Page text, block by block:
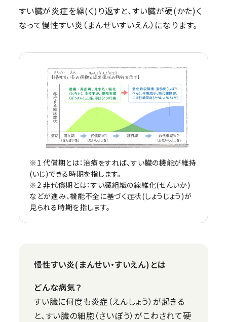
すい臓が炎症を繰(く)り返すと、すい臓が硬(かた)く
なって慢性すい炎（まんせいすいえん）になります。
※1 代償期とは：治療をすれば、すい臓の機能が維持
(いじ)できる時期を指します。
※2 非代償期とは：すい臓組織の線維化(せんいか)
などが進み、機能不全に基づく症状(しょうじょう)が
見られる時期を指します。
慢性すい炎(まんせい・すいえん)とは
どんな病気？
すい臓に何度も炎症（えんしょう）が起きる
と、すい臓の細胞（さいぼう）がこわされて硬